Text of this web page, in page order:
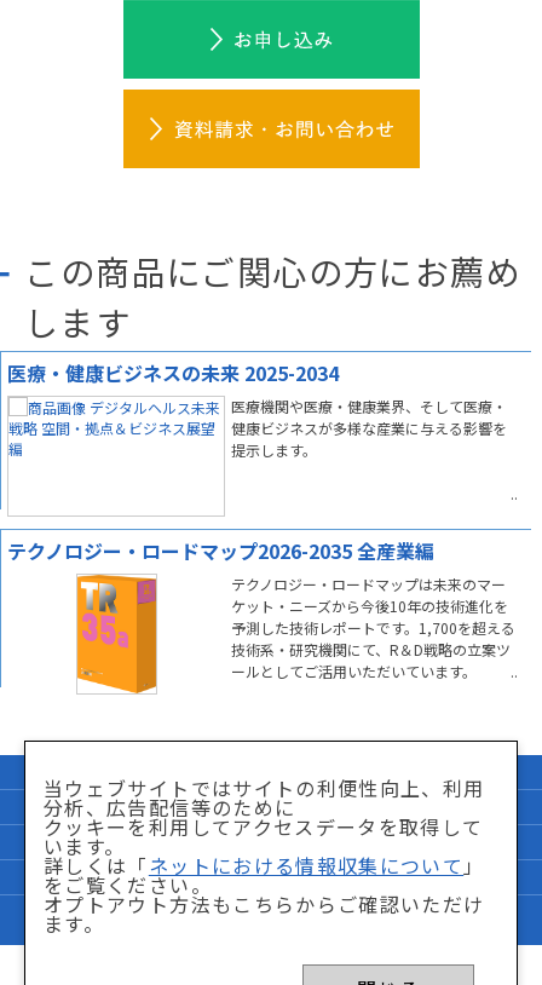
この商品にご関心の方にお薦め
します
医療・健康ビジネスの未来 2025-2034
医療機関や医療・健康業界、そして医療・
健康ビジネスが多様な産業に与える影響を
提示します。
テクノロジー・ロードマップ2026-2035 全産業編
テクノロジー・ロードマップは未来のマー
ケット・ニーズから今後10年の技術進化を
予測した技術レポートです。1,700を超える
技術系・研究機関にて、R＆D戦略の立案ツ
ールとしてご活用いただいています。
当ウェブサイトではサイトの利便性向上、利用
分析、広告配信等のために
クッキーを利用してアクセスデータを取得して
います。
詳しくは「 ネットにおける情報収集について 」
をご覧ください。
オプトアウト方法もこちらからご確認いただけ
ます。
個人情報保護方針
「特商法」に関して
サイト利用条件
ネットにおける情報収集について
FAQ お問い合わせ
Copyright © Nikkei BP Marketing,inc. All Rights Reserved.